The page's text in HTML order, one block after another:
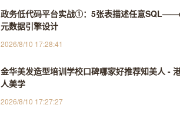
政务低代码平台实战①：5张表描述任意
元数据引擎设计
2026/8/10 17:28:41
金华美发造型培训学校口碑哪家好推荐知美人 -
人美学
2026/8/10 17:27:27